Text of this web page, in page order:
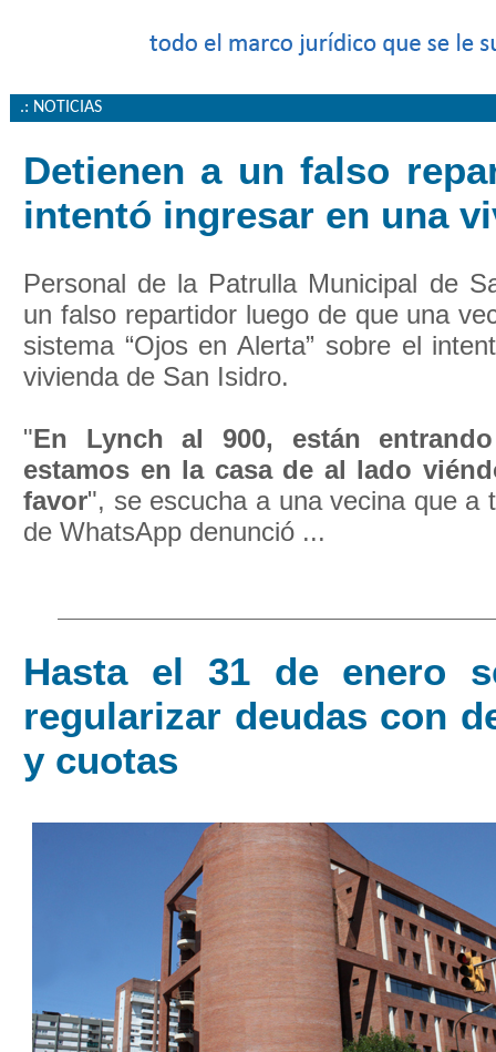
.: NOTICIAS
Detienen a un falso
intentó ingresar en una
Personal de la Patrulla Municipal de
un falso repartidor luego de que una
sistema “Ojos en Alerta” sobre el
vivienda de San Isidro.
"En Lynch al 900, están
estamos en la casa de al lado
favor", se escucha a una vecina que a
de WhatsApp denunció ...
Hasta el 31 de enero
regularizar deudas con
y cuotas